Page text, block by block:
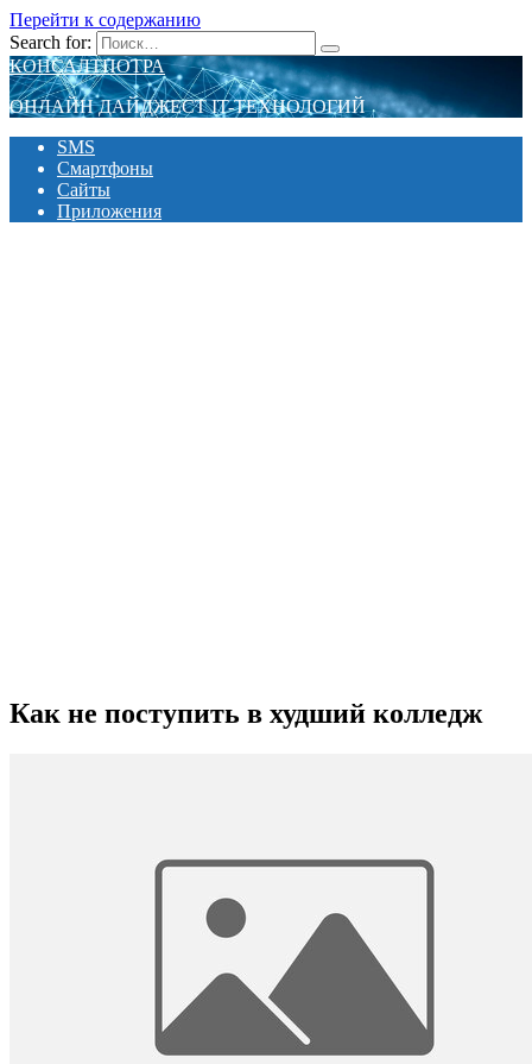
Перейти к содержанию
Search for:
КОНСАЛТПОТРА
ОНЛАЙН ДАЙДЖЕСТ IT-ТЕХНОЛОГИЙ
SMS
Смартфоны
Сайты
Приложения
Как не поступить в худший колледж